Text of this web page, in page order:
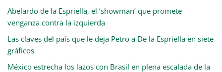
Abelardo de la Espriella, el ‘showman’ que promete
venganza contra la izquierda
Las claves del país que le deja Petro a De la Espriella en siete
gráficos
México estrecha los lazos con Brasil en plena escalada de la